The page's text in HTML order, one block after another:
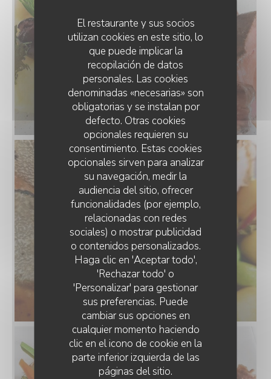
El restaurante y sus socios
utilizan cookies en este sitio, lo
que puede implicar la
recopilación de datos
personales. Las cookies
denominadas «necesarias» son
obligatorias y se instalan por
defecto. Otras cookies
opcionales requieren su
consentimiento. Estas cookies
opcionales sirven para analizar
su navegación, medir la
audiencia del sitio, ofrecer
funcionalidades (por ejemplo,
relacionadas con redes
sociales) o mostrar publicidad
o contenidos personalizados.
Haga clic en 'Aceptar todo',
'Rechazar todo' o
'Personalizar' para gestionar
sus preferencias. Puede
cambiar sus opciones en
cualquier momento haciendo
clic en el icono de cookie en la
parte inferior izquierda de las
páginas del sitio.